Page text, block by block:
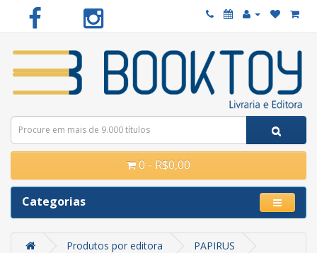
0 - R$0,00
Categorias
Produtos por editora PAPIRUS